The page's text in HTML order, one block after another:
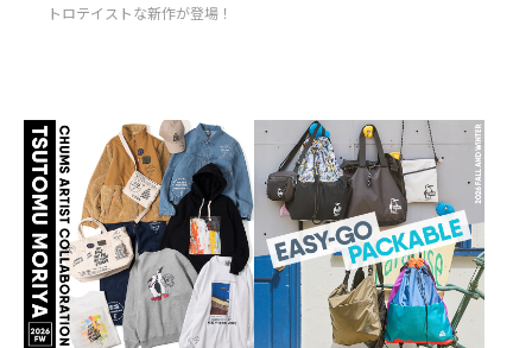
トロテイストな新作が登場！